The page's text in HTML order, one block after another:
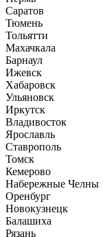
Саратов
Тюмень
Тольятти
Махачкала
Барнаул
Ижевск
Хабаровск
Ульяновск
Иркутск
Владивосток
Ярославль
Ставрополь
Томск
Кемерово
Набережные Челны
Оренбург
Новокузнецк
Балашиха
Рязань